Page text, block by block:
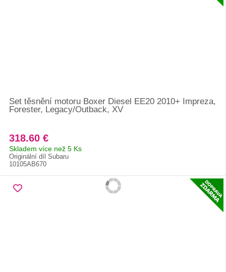
Set těsnění motoru Boxer Diesel EE20 2010+ Impreza,
Forester, Legacy/Outback, XV
318.60 €
Skladem více než 5 Ks
Originální díl Subaru
10105AB670